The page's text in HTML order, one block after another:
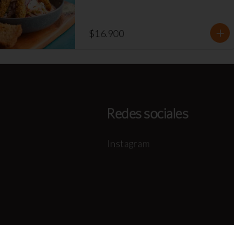
$16.900
Redes sociales
Instagram